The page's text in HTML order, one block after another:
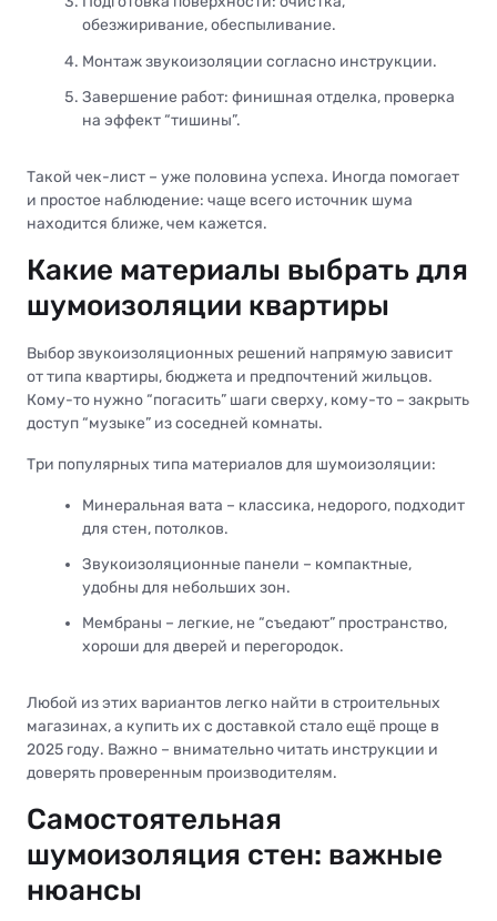
обезжиривание, обеспыливание.
Монтаж звукоизоляции согласно инструкции.
Завершение работ: финишная отделка, проверка
на эффект “тишины”.
Такой чек-лист – уже половина успеха. Иногда помогает
и простое наблюдение: чаще всего источник шума
находится ближе, чем кажется.
Какие материалы выбрать для
шумоизоляции квартиры
Выбор звукоизоляционных решений напрямую зависит
от типа квартиры, бюджета и предпочтений жильцов.
Кому-то нужно “погасить” шаги сверху, кому-то – закрыть
доступ “музыке” из соседней комнаты.
Три популярных типа материалов для шумоизоляции:
Минеральная вата – классика, недорого, подходит
для стен, потолков.
Звукоизоляционные панели – компактные,
удобны для небольших зон.
Мембраны – легкие, не “съедают” пространство,
хороши для дверей и перегородок.
Любой из этих вариантов легко найти в строительных
магазинах, а купить их с доставкой стало ещё проще в
2025 году. Важно – внимательно читать инструкции и
доверять проверенным производителям.
Самостоятельная
шумоизоляция стен: важные
нюансы